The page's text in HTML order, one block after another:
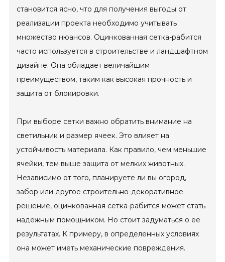
становится ясно, что для получения выгоды от
реализации проекта необходимо учитывать
множество нюансов. Оцинкованная сетка-рабится
часто используется в строительстве и ландшафтном
дизайне. Она обладает величайшим
преимуществом, таким как высокая прочность и
защита от блокировки.
При выборе сетки важно обратить внимание на
светильник и размер ячеек. Это влияет на
устойчивость материала. Как правило, чем меньшие
ячейки, тем выше защита от мелких животных.
Независимо от того, планируете ли вы огород,
забор или другое строительно-декоративное
решение, оцинкованная сетка-рабится может стать
надежным помощником. Но стоит задуматься о ее
результатах. К примеру, в определенных условиях
она может иметь механические повреждения.